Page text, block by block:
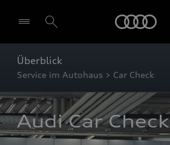
Überblick
Service im Autohaus > Car Check
Audi Car Check